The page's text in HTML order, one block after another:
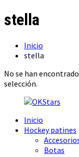
stella
Inicio
stella
No se han
selección.
Inicio
Hockey patines
Botas